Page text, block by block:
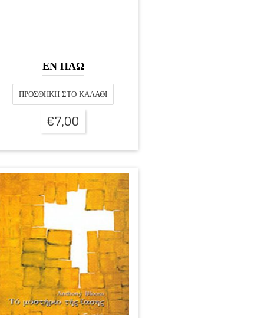
ΕΝ ΠΛΩ
ΠΡΟΣΘΉΚΗ ΣΤΟ ΚΑΛΆΘΙ
€7,00